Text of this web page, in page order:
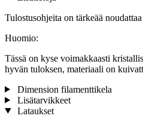
Tulostusohjeita on tärkeää
Huomio:
Tässä on kyse voimakkaasti
hyvän tuloksen, materiaali on
Dimension filamenttikela
Lisätarvikkeet
Lataukset